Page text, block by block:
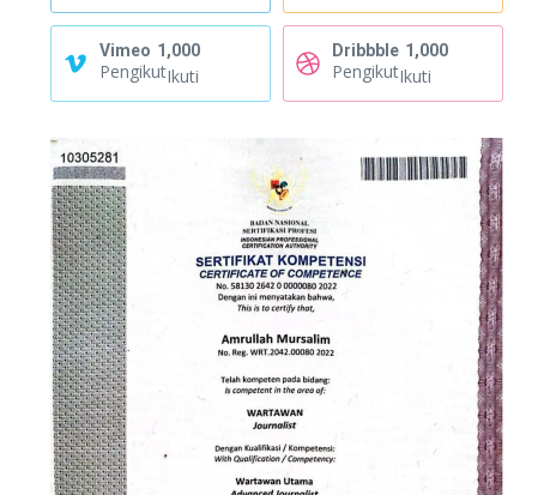
Vimeo 1,000
PengikutIkuti
Dribbble 1,000
PengikutIkuti